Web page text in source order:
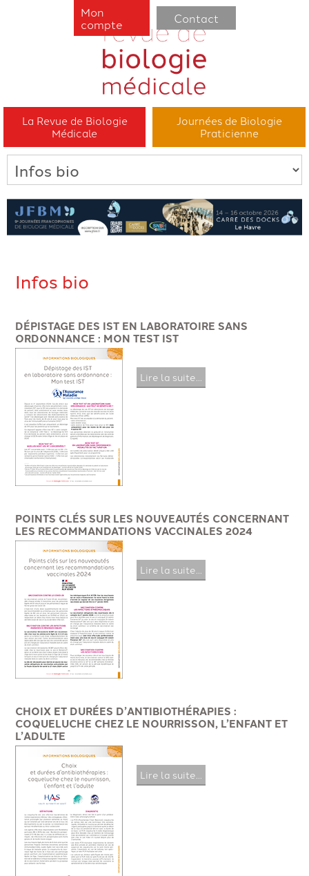
La Revue de Biologie
Médicale
Journées de Biologie
Praticienne
Mon
compte
Contact
Infos bio
DÉPISTAGE DES IST EN LABORATOIRE SANS
ORDONNANCE : MON TEST IST
Lire la suite...
POINTS CLÉS SUR LES NOUVEAUTÉS CONCERNANT
LES RECOMMANDATIONS VACCINALES 2024
Lire la suite...
CHOIX ET DURÉES D’ANTIBIOTHÉRAPIES :
COQUELUCHE CHEZ LE NOURRISSON, L’ENFANT ET
L’ADULTE
Lire la suite...